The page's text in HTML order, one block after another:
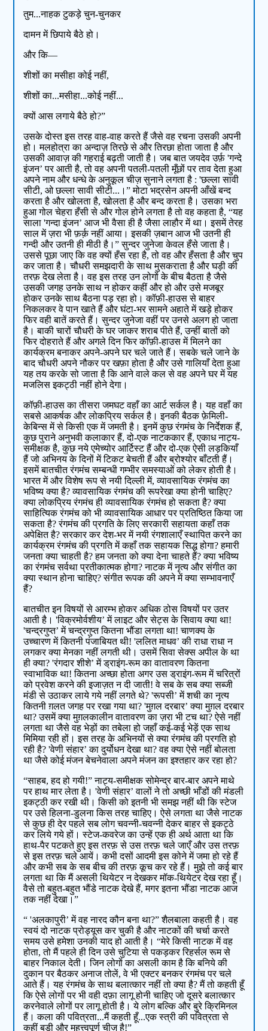
तुम...नाहक टुकड़े चुन-चुनकर
दामन में छिपाये बैठे हो।
और कि—
शीशों का मसीहा कोई नहीं,
शीशों का...मसीहा...कोई नहीं...
क्यों आस लगाये बैठे हो?”
उसके दोस्त इस तरह वाह-वाह करते हैं जैसे वह रचना उसकी अपनी
हो। मलहोत्रा का अन्दाज़ तिरछे से और तिरछा होता जाता है और
उसकी आवाज़ की गहराई बढ़ती जाती है। जब बात जयदेव उर्फ़ 'गन्दे
इंजन’ पर आती है, तो वह अपनी पतली-पतली मूँछों पर ताव देता हुआ
अपने नाम और धन्धे के अनुकूल चीज़ सुनाने लगता है : 'छल्ला सावी
सीटी, ओ छल्ला सावी सीटी...।” मोटा भद्रसेन अपनी आँखें बन्द
करता है और खोलता है, खोलता है और बन्द करता है। उसका भरा
हुआ गोल चेहरा हँसी से और गोल होने लगता है तो वह कहता है, “यह
साला 'गन्दा इंजन’ आज भी वैसा ही है जैसा लाहौर में था। इसमें तेरह
साल में ज़रा भी फ़र्क़ नहीं आया। इसकी ज़बान आज भी उतनी ही
गन्दी और उतनी ही मीठी है।” सुन्दर जुनेजा केवल हँसे जाता है।
उससे पूछा जाए कि वह क्यों हँस रहा है, तो वह और हँसता है और चुप
कर जाता है। चौधरी समझदारी के साथ मुसकराता है और घड़ी की
तरफ़ देख लेता है। वह इस तरह उन लोगों के बीच बैठता है जैसे
उसकी जगह उनके साथ न होकर कहीं और हो और उसे मजबूर
होकर उनके साथ बैठना पड़ रहा हो। कॉफ़ी-हाउस से बाहर
निकलकर वे पान खाते हैं और घंटा-भर सामने अहाते में खड़े होकर
फिर वही बातें करते हैं। सुन्दर जुनेजा वहीं पर उनसे अलग हो जाता
है। बाकी चारों चौधरी के घर जाकर शराब पीते हैं, उन्हीं बातों को
फिर दोहराते हैं और अगले दिन फिर कॉफ़ी-हाउस में मिलने का
कार्यक्रम बनाकर अपने-अपने घर चले जाते हैं। सबके चले जाने के
बाद चौधरी अपने नौकर पर खफ़ा होता है और उसे गालियाँ देता हुआ
यह तय करके सो जाता है कि आने वाले कल से वह अपने घर में यह
मजलिस इकट्ठी नहीं होने देगा।
कॉफ़ी-हाउस का तीसरा जमघट वहाँ का आर्ट सर्कल है। यह वहाँ का
सबसे आकर्षक और लोकप्रिय सर्कल है। इनकी बैठक फ़ेमिली-
केबिन्स में से किसी एक में जमती है। इनमें कुछ रंगमंच के निर्देशक हैं,
कुछ पुराने अनुभवी कलाकार हैं, दो-एक नाटककार हैं, एकाध नाट्य-
समीक्षक है, कुछ नये एमेच्योर आर्टिस्ट हैं और दो-एक ऐसी लड़कियाँ
हैं जो अभिनय के दिनों में टिकट बेचती हैं और ब्रोश्योर बाँटती हैं।
इसमें बातचीत रंगमंच सम्बन्धी गम्भीर समस्याओं को लेकर होती है।
भारत में और विशेष रूप से नयी दिल्ली में, व्यावसायिक रंगमंच का
भविष्य क्या है? व्यावसायिक रंगमंच की रूपरेखा क्या होनी चाहिए?
क्या लोकप्रिय रंगमंच ही व्यावसायिक रंगमंच हो सकता है? क्या
साहित्यिक रंगमंच को भी व्यावसायिक आधार पर प्रतिष्ठित किया जा
सकता है? रंगमंच की प्रगति के लिए सरकारी सहायता कहाँ तक
अपेक्षित है? सरकार कर देश-भर में नयी रंगशालाएँ स्थापित करने का
कार्यक्रम रंगमंच की प्रगति में कहाँ तक सहायक सिद्ध होगा? हमारी
जनता क्या चाहती है? हम जनता को क्या देना चाहते हैं? क्या भविष्य
का रंगमंच सर्वथा प्रतीकात्मक होगा? नाटक में नृत्य और संगीत का
क्या स्थान होना चाहिए? संगीत रूपक की अपने में क्या सम्भावनाएँ
हैं?
बातचीत इन विषयों से आरम्भ होकर अधिक ठोस विषयों पर उतर
आती है। 'विक्रमोर्वशीय’ में लाइट और सेट्स के सिवाय क्या था!
'चन्द्रगुप्त’ में चन्द्रगुप्त कितना भौंडा लगता था! चाणक्य के
उच्चारण में कितनी पंजाबियत थी! 'ललित माधव’ की राधा राधा न
लगकर क्या मेनका नहीं लगती थी। उसमें सिवा सेक्स अपील के था
ही क्या? 'रंगदार शीशे’ में ड्राइंग-रूम का वातावरण कितना
स्वाभाविक था! कितना अच्छा होता अगर उस ड्राइंग-रूम में चरित्रों
को प्रवेश करने की इजाज़त न दी जाती! वे सब के सब क्या सब्जी
मंडी से उठाकर लाये गये नहीं लगते थे? 'रूपसी’ में शची का नृत्य
कितनी ग़लत जगह पर रखा गया था? 'मुग़ल दरबार’ क्या मुग़ल दरबार
था? उसमें क्या मुग़लकालीन वातावरण का ज़रा भी टच था? ऐसे नहीं
लगता था जैसे वह भेड़ों का तबेला हो जहाँ कई-कई भेड़ें एक साथ
मिमिया रही हों। इस तरह के अभिनयों से क्या रंगमंच की प्रगति हो
रही है? 'वेणी संहार’ का दुर्योधन देखा था? वह क्या ऐसे नहीं बोलता
था जैसे कोई मंजन बेचनेवाला अपने मंजन का इश्तहार कर रहा हो?
“साहब, हद हो गयी!” नाट्य-समीक्षक सोमेन्द्र बार-बार अपने माथे
पर हाथ मार लेता है। 'वेणी संहार’ वालों ने तो अच्छी भाँडों की मंडली
इकट्ठी कर रखी थी। किसी को इतनी भी समझ नहीं थी कि स्टेज
पर उसे हिलना-डुलना किस तरह चाहिए। ऐसे लगता था जैसे नाटक
से कुछ ही देर पहले सब लोग चवन्नी-चवन्नी देकर बाहर से इकट्ठे
कर लिये गये हों। स्टेज-कवरेज का उन्हें एक ही अर्थ आता था कि
हाथ-पैर पटकते हुए इस तरफ़ से उस तरफ़ चले जाएँ और उस तरफ़
से इस तरफ़ चले आयें। कभी दसों आदमी इस कोने में जमा हो रहे हैं
और कभी सब के सब बीच की तरफ़ कूच कर रहे हैं। मुझे तो कई बार
लगता था कि मैं असली थियेटर न देखकर मॉक-थियेटर देख रहा हूँ।
वैसे तो बहुत-बहुत भौंडे नाटक देखे हैं, मगर इतना भौंडा नाटक आज
तक नहीं देखा।”
“ 'अलकापुरी’ में वह नारद कौन बना था?” शैलबाला कहती है। वह
स्वयं दो नाटक प्रोड्यूस कर चुकी है और नाटकों की चर्चा करते
समय उसे हमेशा उनकी याद हो आती है। “मेरे किसी नाटक में वह
होता, तो मैं पहले ही दिन उसे चुटिया से पकड़कर रिहर्सल रूम से
बाहर निकाल देती। जिन लोगों का असली काम है कि बनिये की
दुकान पर बैठकर अनाज तोलें, वे भी एक्टर बनकर रंगमंच पर चले
आते हैं। यह रंगमंच के साथ बलात्कार नहीं तो क्या है? मैं तो कहती हूँ
कि ऐसे लोगों पर भी वही दफ़ा लागू होनी चाहिए जो दूसरे बलात्कार
करनेवाले लोगों पर लागू होती है। ये लोग बल्कि और बुरे क्रिमिनल
हैं। कला की पवित्रता...मैं कहती हूँ...एक स्त्री की पवित्रता से
कहीं बड़ी और महत्त्वपूर्ण चीज़ है!”